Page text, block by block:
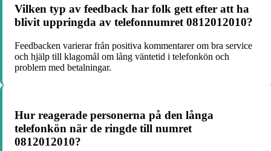
Vilken typ av feedback har folk gett efter att ha
blivit uppringda av telefonnumret 0812012010?
Feedbacken varierar från positiva kommentarer om bra service
och hjälp till klagomål om lång väntetid i telefonkön och
problem med betalningar.
Hur reagerade personerna på den långa
telefonkön när de ringde till numret
0812012010?